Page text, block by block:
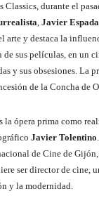
Classics, durante el
, Javier Espada
arte y destaca la
sus películas, en un
y sus obsesiones. La
de la Concha de
la ópera prima como
Javier Tolentino
de Cine de
ser director de cine,
y la modernidad.